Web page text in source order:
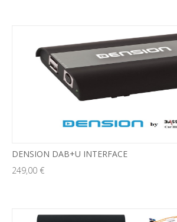
DENSION DAB+U INTERFACE
249,00 €